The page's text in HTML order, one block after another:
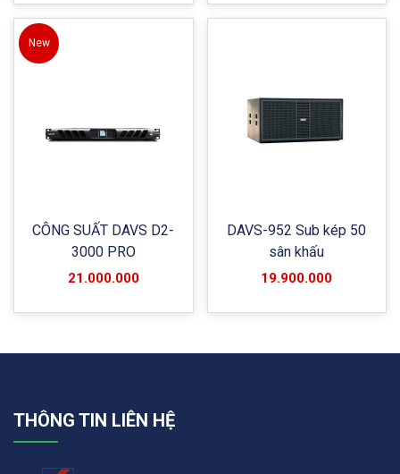
New
CÔNG SUẤT DAVS D2-
3000 PRO
21.000.000
DAVS-952 Sub kép 50
sân khấu
19.900.000
THÔNG TIN LIÊN HỆ